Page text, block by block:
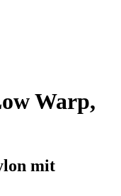
Warp,
mit